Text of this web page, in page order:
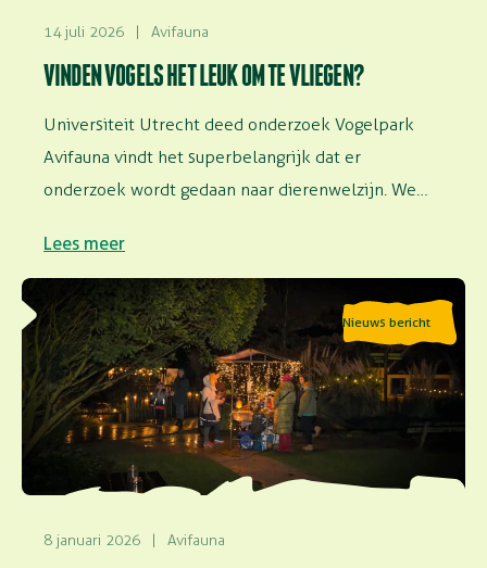
14 juli 2026 | Avifauna
VINDEN VOGELS HET LEUK OM TE VLIEGEN?
Universiteit Utrecht deed onderzoek Vogelpark
Avifauna vindt het superbelangrijk dat er
onderzoek wordt gedaan naar dierenwelzijn. We
Lees meer
Nieuws bericht
8 januari 2026 | Avifauna
Lees meer over Speciale avondopenstelling: Geluiden
van de nacht